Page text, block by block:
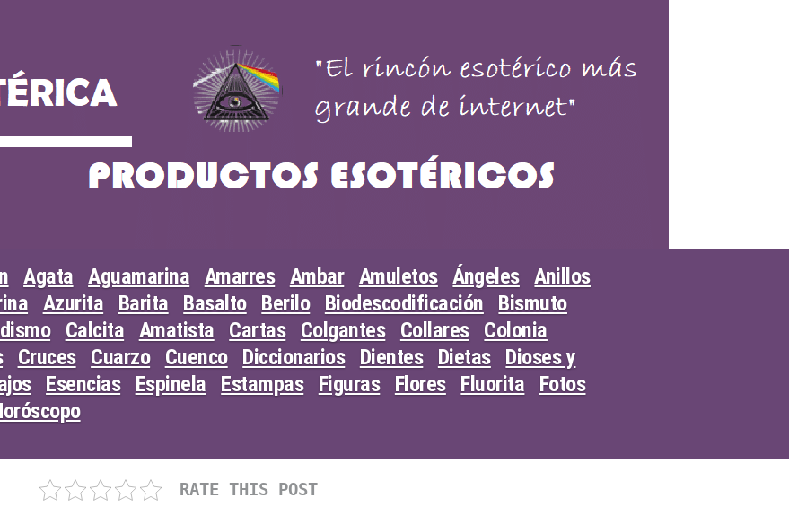
Agata Aguamarina Amarres Ambar Amuletos Ángeles Anillos
Azurita Barita Basalto Berilo Biodescodificación
Bismuto
Calcita Amatista Cartas Colgantes Collares
Colonia
Cruces Cuarzo Cuenco Diccionarios Dientes Dietas
Dioses y
Esencias Espinela Estampas Figuras Flores Fluorita
Fotos
RATE THIS POST